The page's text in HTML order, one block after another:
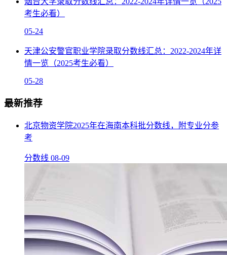
考生必看）
05-24
天津公安警官职业学院录取分数线汇总：2022-2024年详
情一览（2025考生必看）
05-28
最新推荐
北京物资学院2025年在海南本科批分数线，附专业分参
考
分数线 08-09